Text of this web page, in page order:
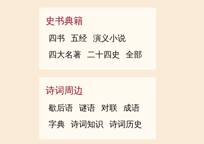
史书典籍
四书 五经
演义小说
四大名著
二十四史 全部
诗词周边
歇后语 谜语 对联
成语
字典
诗词知识 诗词历史